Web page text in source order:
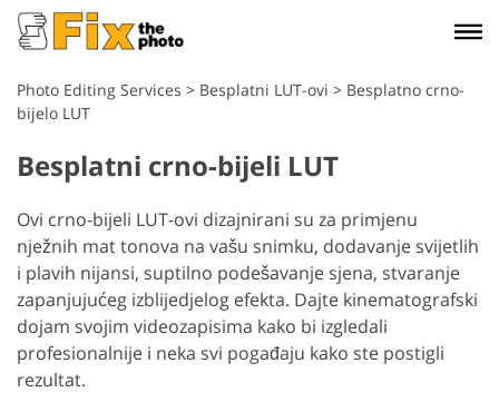
Photo Editing Services > Besplatni LUT-ovi > Besplatno crno-
bijelo LUT
Besplatni crno-bijeli LUT
Ovi crno-bijeli LUT-ovi dizajnirani su za primjenu
nježnih mat tonova na vašu snimku, dodavanje svijetlih
i plavih nijansi, suptilno podešavanje sjena, stvaranje
zapanjujućeg izblijedjelog efekta. Dajte kinematografski
dojam svojim videozapisima kako bi izgledali
profesionalnije i neka svi pogađaju kako ste postigli
rezultat.